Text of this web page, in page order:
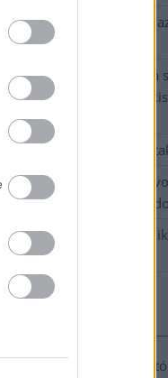
Átszervezi működését
is érintett
Tragédiába torkollott a
elmulasztása, három
emeltek vádat
Hatalmas lángok
Vízitraffipax a Tisza-
úszhatja meg a
Szolnokra is
legkeményebb napja
Adatkezelési tájékoztató